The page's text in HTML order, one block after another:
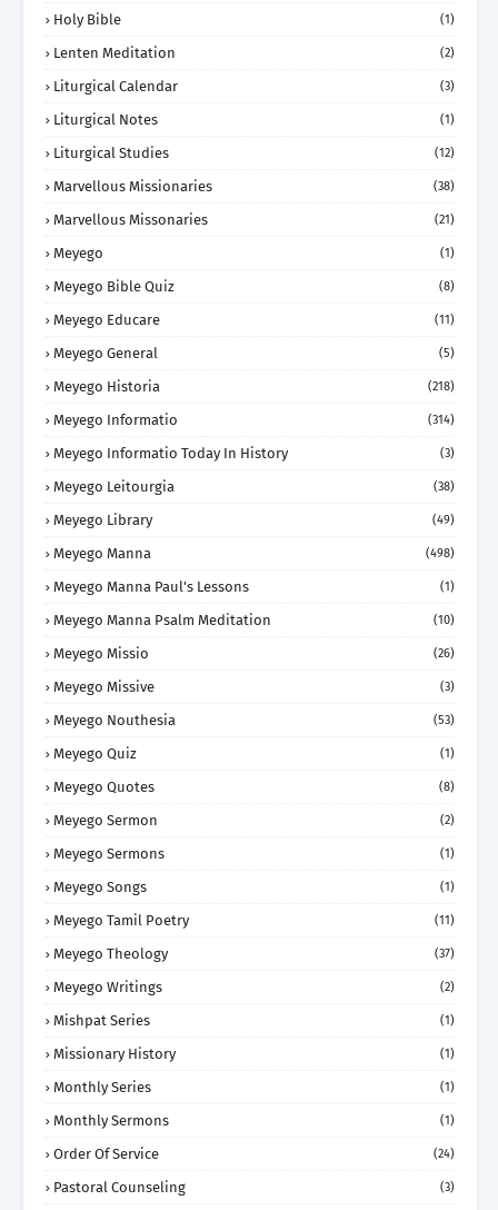
Holy Bible (1)
Lenten Meditation (2)
Liturgical Calendar (3)
Liturgical Notes (1)
Liturgical Studies (12)
Marvellous Missionaries (38)
Marvellous Missonaries (21)
Meyego (1)
Meyego Bible Quiz (8)
Meyego Educare (11)
Meyego General (5)
Meyego Historia (218)
Meyego Informatio (314)
Meyego Informatio Today In History (3)
Meyego Leitourgia (38)
Meyego Library (49)
Meyego Manna (498)
Meyego Manna Paul's Lessons (1)
Meyego Manna Psalm Meditation (10)
Meyego Missio (26)
Meyego Missive (3)
Meyego Nouthesia (53)
Meyego Quiz (1)
Meyego Quotes (8)
Meyego Sermon (2)
Meyego Sermons (1)
Meyego Songs (1)
Meyego Tamil Poetry (11)
Meyego Theology (37)
Meyego Writings (2)
Mishpat Series (1)
Missionary History (1)
Monthly Series (1)
Monthly Sermons (1)
Order Of Service (24)
Pastoral Counseling (3)